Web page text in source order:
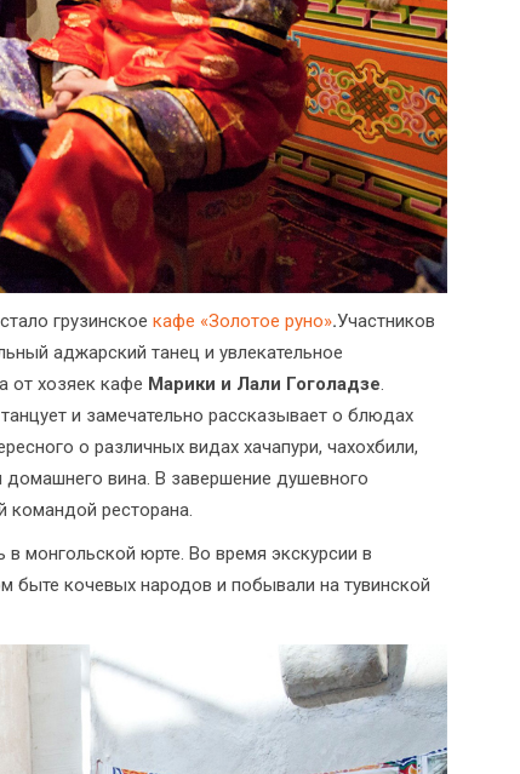
грузинское кафе «Золотое руно».Участников
аджарский танец и увлекательное
от хозяек кафе Марики и Лали Гоголадзе.
и замечательно рассказывает о блюдах
о различных видах хачапури, чахохбили,
домашнего вина. В завершение душевного
командой ресторана.
монгольской юрте. Во время экскурсии в
быте кочевых народов и побывали на тувинской